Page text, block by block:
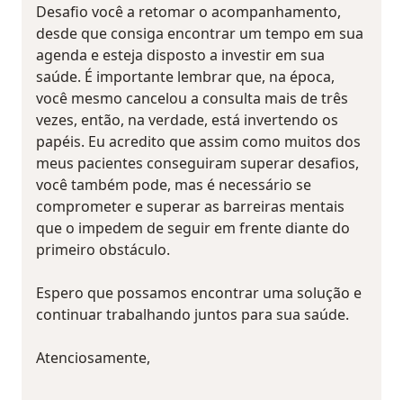
Desafio você a retomar o acompanhamento,
desde que consiga encontrar um tempo em sua
agenda e esteja disposto a investir em sua
saúde. É importante lembrar que, na época,
você mesmo cancelou a consulta mais de três
vezes, então, na verdade, está invertendo os
papéis. Eu acredito que assim como muitos dos
meus pacientes conseguiram superar desafios,
você também pode, mas é necessário se
comprometer e superar as barreiras mentais
que o impedem de seguir em frente diante do
primeiro obstáculo.
Espero que possamos encontrar uma solução e
continuar trabalhando juntos para sua saúde.
Atenciosamente,